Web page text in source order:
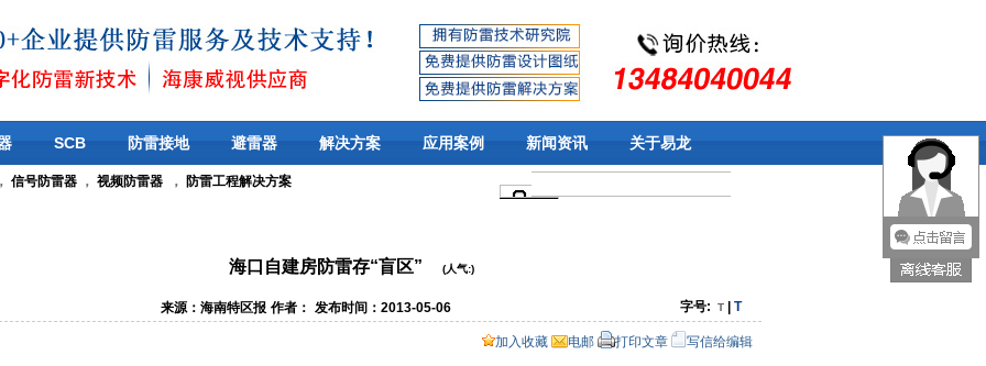
SCB 防雷接地 避雷器 解决方案 应用案例 新闻资讯 关于易龙
信号防雷器 ， 视频防雷器 ， 防雷工程解决方案
海口自建房防雷存“盲区” (人气:)
来源：海南特区报 作者： 发布时间：2013-05-06 字号: T T
加入收藏 电邮 打印文章 写信给编辑